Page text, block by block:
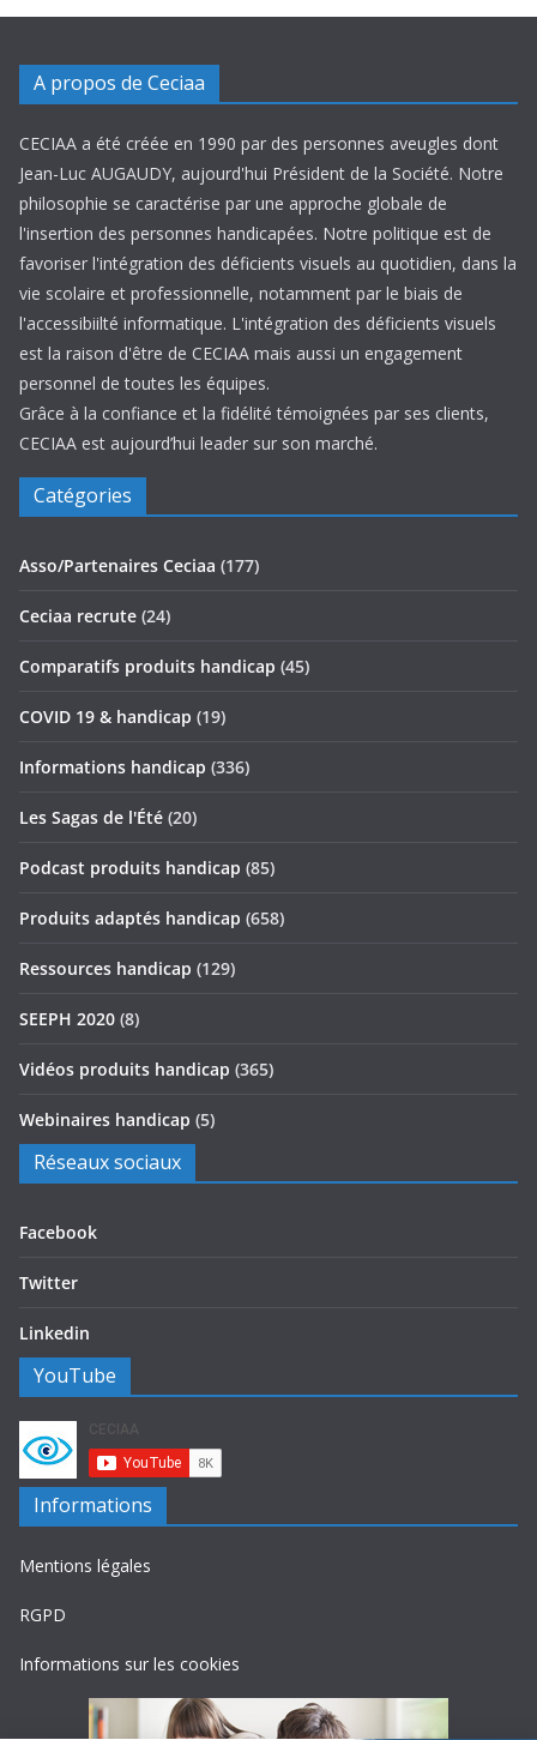
A propos de Ceciaa
CECIAA a été créée en 1990 par des personnes aveugles dont
Jean-Luc AUGAUDY, aujourd'hui Président de la Société. Notre
philosophie se caractérise par une approche globale de
l'insertion des personnes handicapées. Notre politique est de
favoriser l'intégration des déficients visuels au quotidien, dans la
vie scolaire et professionnelle, notamment par le biais de
l'accessibiilté informatique. L'intégration des déficients visuels
est la raison d'être de CECIAA mais aussi un engagement
personnel de toutes les équipes.
Grâce à la confiance et la fidélité témoignées par ses clients,
CECIAA est aujourd’hui leader sur son marché.
Catégories
Asso/Partenaires Ceciaa (177)
Ceciaa recrute (24)
Comparatifs produits handicap (45)
COVID 19 & handicap (19)
Informations handicap (336)
Les Sagas de l'Été (20)
Podcast produits handicap (85)
Produits adaptés handicap (658)
Ressources handicap (129)
SEEPH 2020 (8)
Vidéos produits handicap (365)
Webinaires handicap (5)
Réseaux sociaux
Facebook
Twitter
Linkedin
YouTube
Informations
Mentions légales
RGPD
Informations sur les cookies